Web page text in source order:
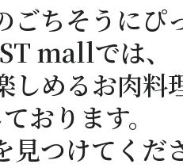
ちそうにぴ
mallでは、
めるお肉料
おります。
つけてくだ